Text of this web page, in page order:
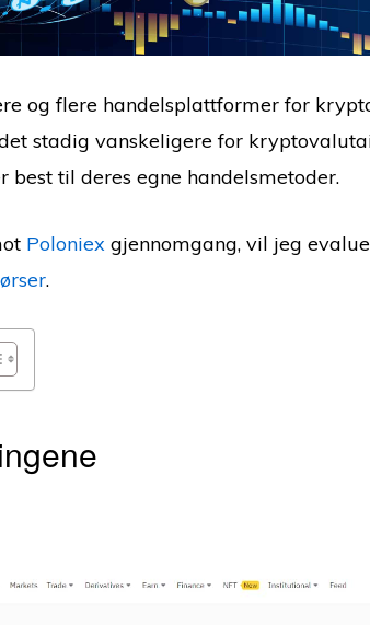
og flere handelsplattformer for
stadig vanskeligere for
best til deres egne handelsmetoder.
Poloniex gjennomgang, vil jeg
.